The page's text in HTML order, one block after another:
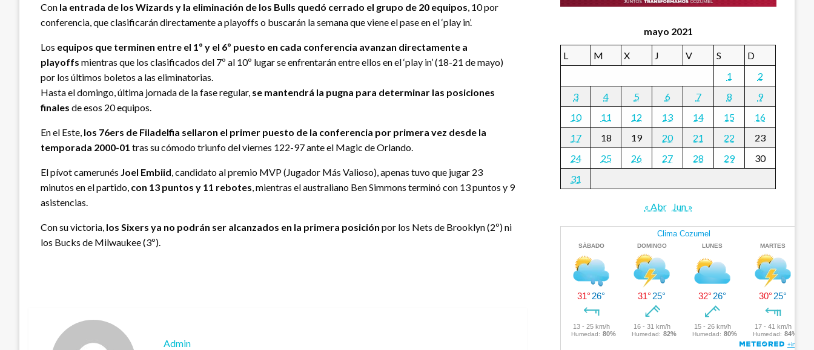
Con la entrada de los Wizards y la eliminación de los Bulls quedó cerrado el grupo de 20 equipos, 10 por
conferencia, que clasificarán directamente a playoffs o buscarán la semana que viene el pase en el ‘play in’.
Los equipos que terminen entre el 1º y el 6º puesto en cada conferencia avanzan directamente a
playoffs mientras que los clasificados del 7º al 10º lugar se enfrentarán entre ellos en el ‘play in’ (18-21 de mayo)
por los últimos boletos a las eliminatorias.
Hasta el domingo, última jornada de la fase regular, se mantendrá la pugna para determinar las posiciones
finales de esos 20 equipos.
En el Este, los 76ers de Filadelfia sellaron el primer puesto de la conferencia por primera vez desde la
temporada 2000-01 tras su cómodo triunfo del viernes 122-97 ante el Magic de Orlando.
El pívot camerunés Joel Embiid, candidato al premio MVP (Jugador Más Valioso), apenas tuvo que jugar 23
minutos en el partido, con 13 puntos y 11 rebotes, mientras el australiano Ben Simmons terminó con 13 puntos y 9
asistencias.
Con su victoria, los Sixers ya no podrán ser alcanzados en la primera posición por los Nets de Brooklyn (2º) ni
los Bucks de Milwaukee (3º).
Admin
mayo 2021
L M X J V S
D
1
2
3
4 5 6 7 8
9
10
11 12 13 14 15
16
17
18 19 20 21 22
23
24
25 26 27 28 29
30
31
« Abr Jun »